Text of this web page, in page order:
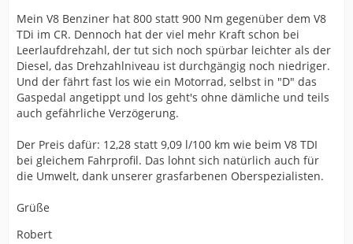
Mein V8 Benziner hat 800 statt 900 Nm gegenüber dem V8
TDi im CR. Dennoch hat der viel mehr Kraft schon bei
Leerlaufdrehzahl, der tut sich noch spürbar leichter als der
Diesel, das Drehzahlniveau ist durchgängig noch niedriger.
Und der fährt fast los wie ein Motorrad, selbst in "D" das
Gaspedal angetippt und los geht's ohne dämliche und teils
auch gefährliche Verzögerung.
Der Preis dafür: 12,28 statt 9,09 l/100 km wie beim V8 TDI
bei gleichem Fahrprofil. Das lohnt sich natürlich auch für
die Umwelt, dank unserer grasfarbenen Oberspezialisten.
Grüße
Robert